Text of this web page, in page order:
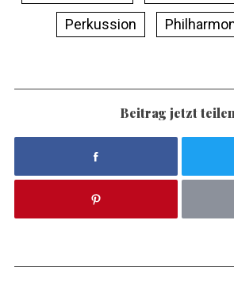
Perkussion
Beitrag jetzt teilen